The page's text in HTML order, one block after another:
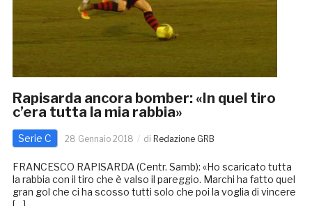
Rapisarda ancora bomber: «In quel tiro
c’era tutta la mia rabbia»
Serie C 28 Gennaio 2018 di Redazione GRB
FRANCESCO RAPISARDA (Centr. Samb): «Ho scaricato tutta
la rabbia con il tiro che è valso il pareggio. Marchi ha fatto quel
gran gol che ci ha scosso tutti solo che poi la voglia di vincere